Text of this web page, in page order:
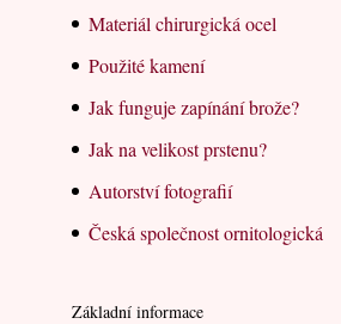
Materiál chirurgická ocel
Použité kamení
Jak funguje zapínání brože?
Jak na velikost prstenu?
Autorství fotografií
Česká společnost ornitologická
Základní informace